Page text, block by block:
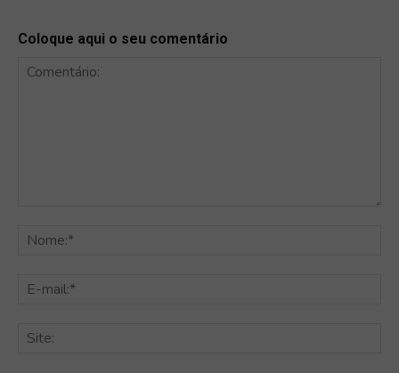
Coloque aqui o seu comentário